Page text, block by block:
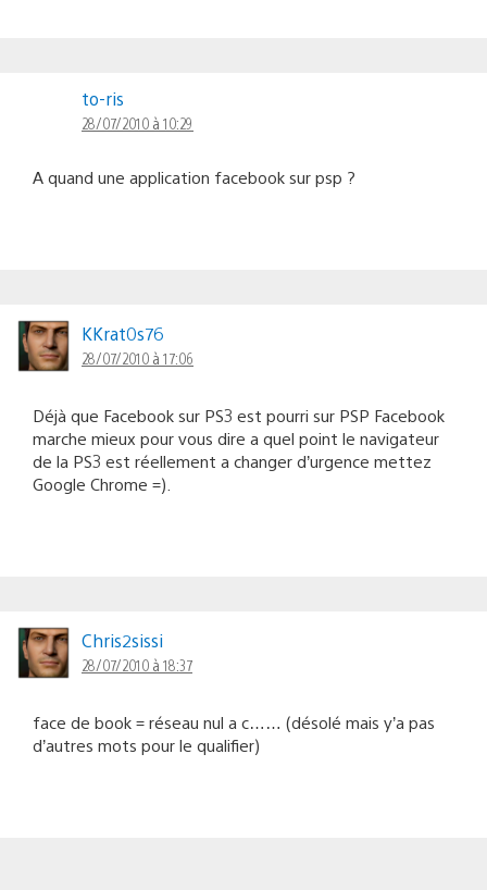
to-ris
28/07/2010 à 10:29
A quand une application facebook sur psp ?
KKrat0s76
28/07/2010 à 17:06
Déjà que Facebook sur PS3 est pourri sur PSP Facebook
marche mieux pour vous dire a quel point le navigateur
de la PS3 est réellement a changer d’urgence mettez
Google Chrome =).
Chris2sissi
28/07/2010 à 18:37
face de book = réseau nul a c…… (désolé mais y’a pas
d’autres mots pour le qualifier)